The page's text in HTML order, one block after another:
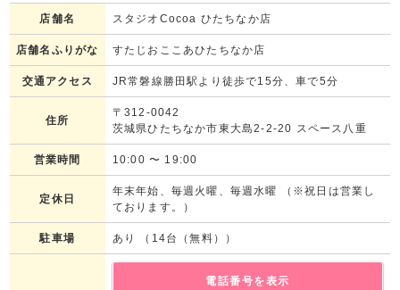
店舗名 スタジオCocoa ひたちなか店
店舗名ふりがな すたじおここあひたちなか店
交通アクセス JR常磐線勝田駅より徒歩で15分、車で5分
住所
〒312-0042
茨城県ひたちなか市東大島2-2-20 スペース八重
営業時間 10:00 〜 19:00
定休日
年末年始、毎週火曜、毎週水曜 （※祝日は営業し
ております。）
駐車場 あり （14台（無料））
電話番号を表示